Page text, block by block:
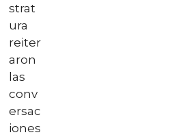
strat
ura
reiter
aron
las
conv
ersac
iones